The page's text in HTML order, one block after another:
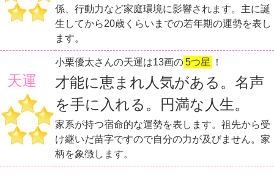
係、行動力など家庭環境に影響されます。主に誕
生してから20歳くらいまでの若年期の運勢を表し
ます。
天運
小栗優太さんの天運は13画の5つ星 ！
才能に恵まれ人気がある。名声
を手に入れる。円満な人生。
家系が持つ宿命的な運勢を表します。祖先から受
け継いだ苗字ですので自分の力が及びません。家
柄を象徴します。